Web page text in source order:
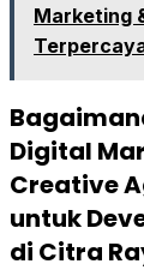
Marketing
Digital
Creative
untuk
di Citra